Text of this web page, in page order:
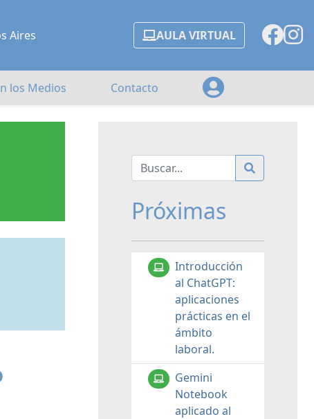
Aires AULA VIRTUAL
los Medios Contacto
Próximas
Introducción
al ChatGPT:
aplicaciones
prácticas en el
ámbito
laboral.
Gemini
Notebook
aplicado al